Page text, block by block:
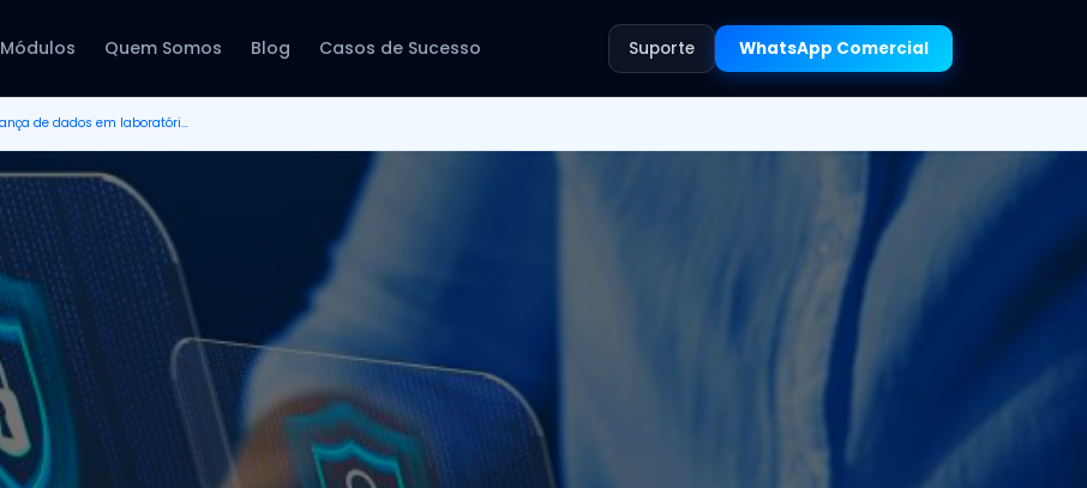
Módulos Quem Somos Blog Casos de Sucesso Suporte WhatsApp Comercial
Como garantir a segurança de dados em laboratórios de análises clínicas